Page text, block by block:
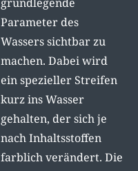
Parameter des
Wassers sichtbar zu
machen. Dabei wird
ein spezieller Streifen
kurz ins Wasser
gehalten, der sich je
nach Inhaltsstoffen
farblich verändert. Die